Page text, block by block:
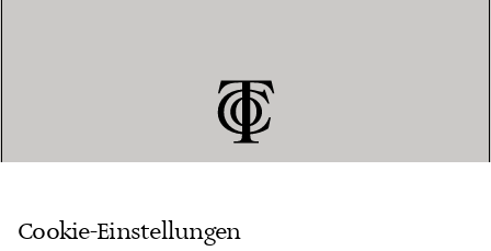
KUNDENSERVICE
Cookie-Einstellungen